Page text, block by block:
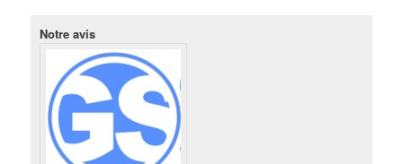
Notre avis